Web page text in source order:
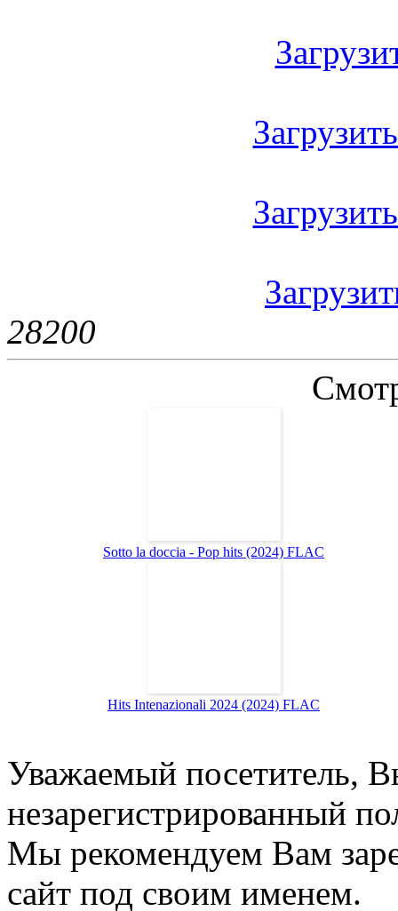
28200
Sotto la doccia - Pop hits (2024) FLAC
Hits Intenazionali 2024 (2024) FLAC
Уважаемый посетитель,
незарегистрированный
Мы рекомендуем Вам
сайт под своим именем.